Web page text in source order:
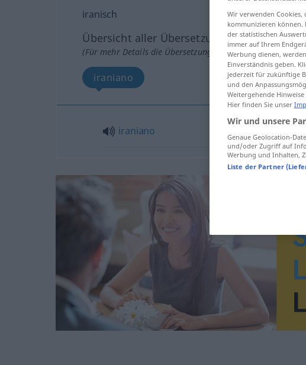
iranisch
Übersicht aller Übersetzungen
(Für mehr Details die Übersetzung anklicken/antippen)
iraniano
iraniano
Wir verwenden Cookies,
kommunizieren können.
der statistischen
immer auf Ihrem
Werbung dienen,
Einverständnis geben.
jederzeit für zukünftige
und den
Weitergehende
Hier finden Sie unser
Wir und unsere
Genaue Geolocation-
und/oder Zugriff auf
Werbung und Inhalten,
Liste der Partner